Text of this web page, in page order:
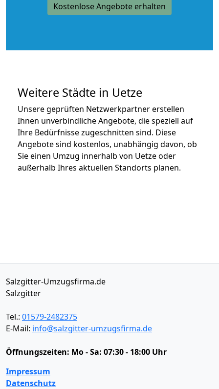
Kostenlose Angebote erhalten
Weitere Städte in Uetze
Unsere geprüften Netzwerkpartner erstellen
Ihnen unverbindliche Angebote, die speziell auf
Ihre Bedürfnisse zugeschnitten sind. Diese
Angebote sind kostenlos, unabhängig davon, ob
Sie einen Umzug innerhalb von Uetze oder
außerhalb Ihres aktuellen Standorts planen.
Salzgitter-Umzugsfirma.de
Salzgitter
Tel.: 01579-2482375
E-Mail: info@salzgitter-umzugsfirma.de
Öffnungszeiten: Mo - Sa: 07:30 - 18:00 Uhr
Impressum
Datenschutz